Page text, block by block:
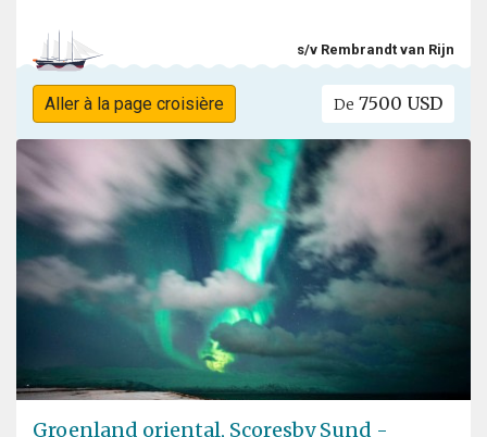
s/v Rembrandt van Rijn
Aller à la page croisière De 7500 USD
Groenland oriental, Scoresby Sund -